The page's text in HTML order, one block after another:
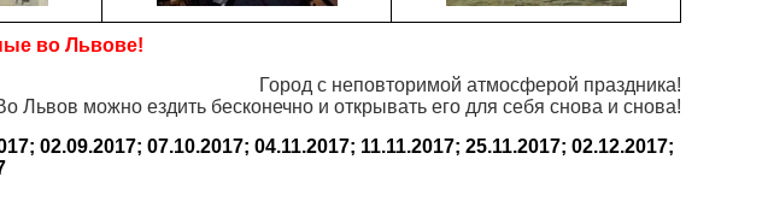
во Львове!
Город с неповторимой атмосферой праздника!
Львов можно ездить бесконечно и открывать его для себя снова и снова!
02.09.2017; 07.10.2017; 04.11.2017; 11.11.2017; 25.11.2017; 02.12.2017;